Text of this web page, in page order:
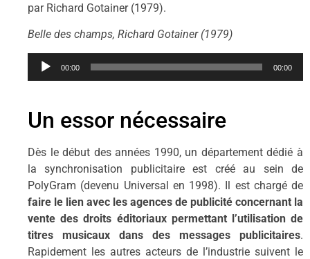
par Richard Gotainer (1979).
Belle des champs, Richard Gotainer (1979)
Lecteur
00:00 00:00
Un essor nécessaire
Dès le début des années 1990, un département dédié à
la synchronisation publicitaire est créé au sein de
PolyGram (devenu Universal en 1998). Il est chargé de
faire le lien avec les agences de publicité concernant la
vente des droits éditoriaux permettant l’utilisation de
titres musicaux dans des messages publicitaires.
Rapidement les autres acteurs de l’industrie suivent le